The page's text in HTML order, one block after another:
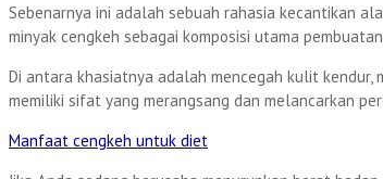
Sebenarnya ini adalah sebuah rahasia kecantikan
minyak cengkeh sebagai komposisi utama
Di antara khasiatnya adalah mencegah kulit
memiliki sifat yang merangsang dan melancarkan
Manfaat cengkeh untuk diet